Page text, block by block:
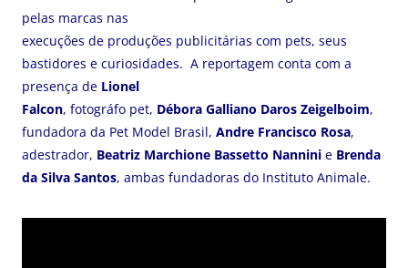
pelas marcas nas
execuções de produções publicitárias com pets, seus
bastidores e curiosidades. A reportagem conta com a
presença de Lionel
Falcon, fotográfo pet, Débora Galliano Daros Zeigelboim,
fundadora da Pet Model Brasil, Andre Francisco Rosa,
adestrador, Beatriz Marchione Bassetto Nannini e Brenda
da Silva Santos, ambas fundadoras do Instituto Animale.